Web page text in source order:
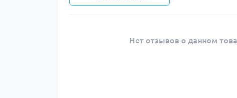
Нет отзывов о данном